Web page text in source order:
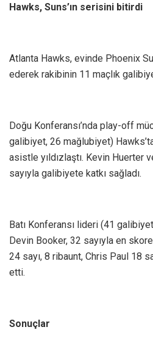
Hawks, Suns’ın serisini bitirdi
Atlanta Hawks, evinde Phoenix
ederek rakibinin 11 maçlık
Doğu Konferansı’nda play-off
galibiyet, 26 mağlubiyet)
asistle yıldızlaştı. Kevin Huerter
sayıyla galibiyete katkı sağladı.
Batı Konferansı lideri (41
Devin Booker, 32 sayıyla en
24 sayı, 8 ribaunt, Chris Paul 18
etti.
Sonuçlar